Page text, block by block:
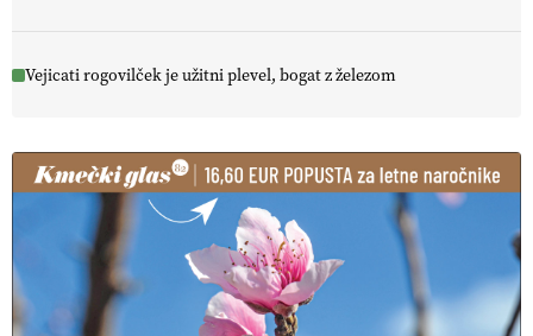
Vejicati rogovilček je užitni plevel, bogat z železom